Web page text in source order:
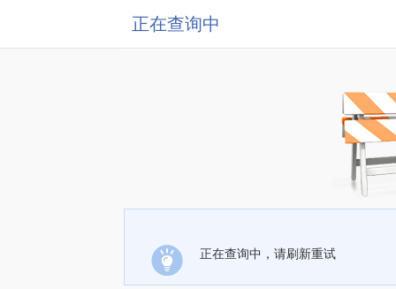
正在查询中
正在查询中，请刷新重试